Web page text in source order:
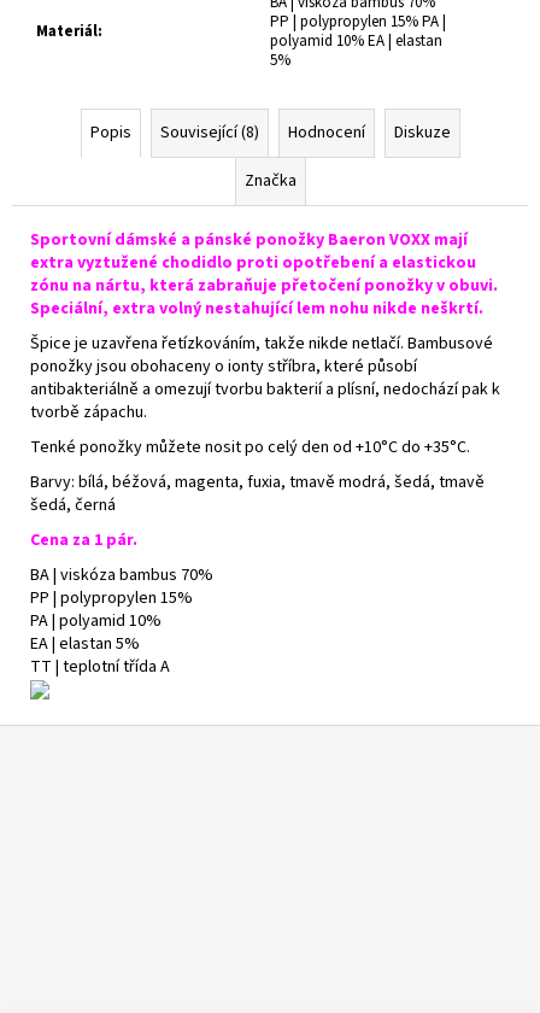
Materiál:
PP | polypropylen 15% PA |
polyamid 10% EA | elastan
5%
Popis Související (8) Hodnocení
Diskuze
Značka
Sportovní dámské a pánské ponožky Baeron VOXX mají
extra vyztužené chodidlo proti opotřebení a elastickou
zónu na nártu, která zabraňuje přetočení ponožky v obuvi.
Speciální, extra volný nestahující lem nohu nikde neškrtí.
Špice je uzavřena řetízkováním, takže nikde netlačí. Bambusové
ponožky jsou obohaceny o ionty stříbra, které působí
antibakteriálně a omezují tvorbu bakterií a plísní, nedochází pak k
tvorbě zápachu.
Tenké ponožky můžete nosit po celý den od +10°C do +35°C.
Barvy: bílá, béžová, magenta, fuxia, tmavě modrá, šedá, tmavě
šedá, černá
Cena za 1 pár.
BA | viskóza bambus 70%
PP | polypropylen 15%
PA | polyamid 10%
EA | elastan 5%
TT | teplotní třída A